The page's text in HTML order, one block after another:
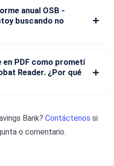
anual OSB -
buscando no
en PDF como prometí
Reader. ¿Por qué
Bank? Contáctenos si
o comentario.